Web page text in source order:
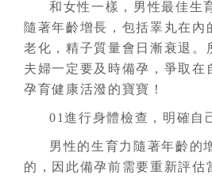
和女性一樣，男性最佳生
隨著年齡增長，包括睪丸在內
老化，精子質量會日漸衰退。
夫婦一定要及時備孕，爭取在
孕育健康活潑的寶寶！
01進行身體檢查，明確自
男性的生育力隨著年齡的
的，因此備孕前需要重新評估